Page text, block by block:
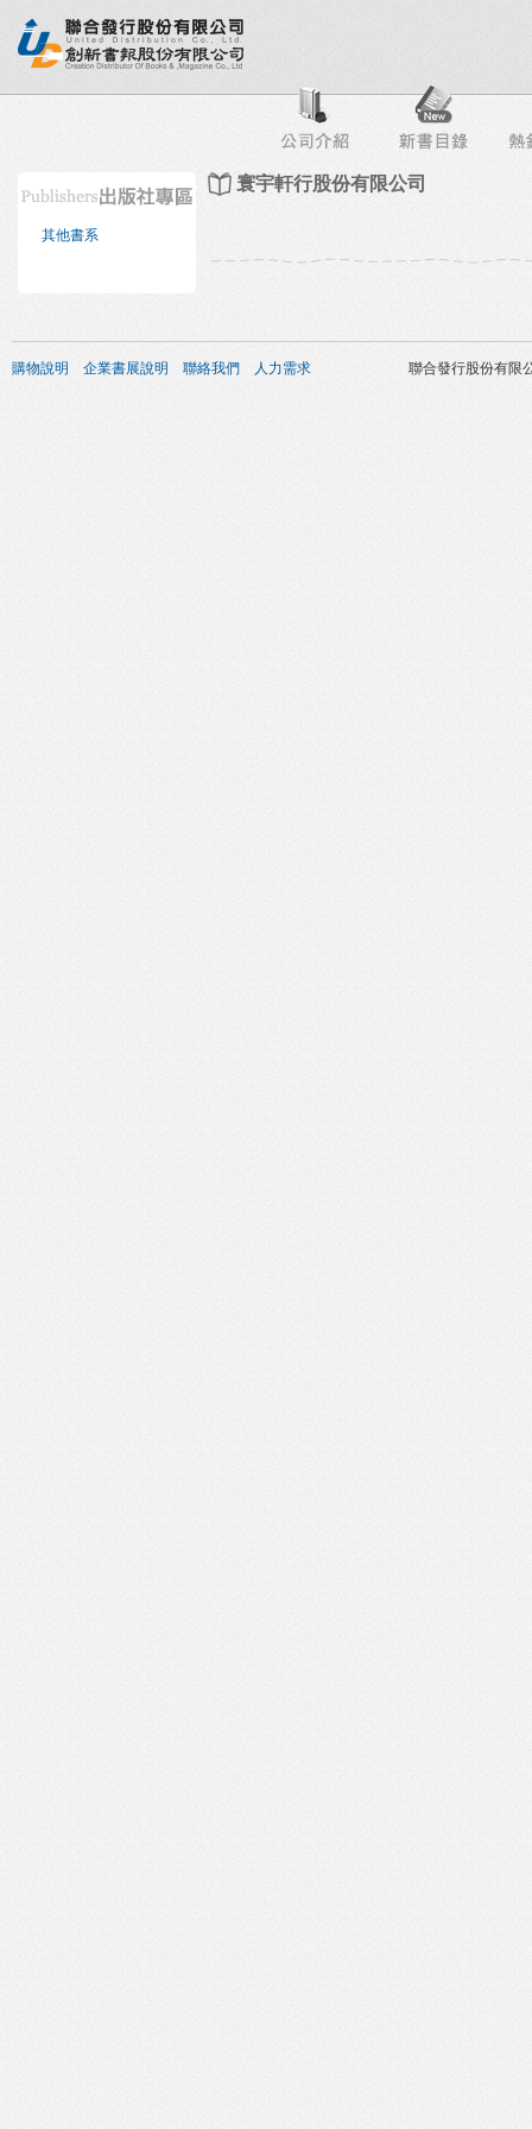
榜 出版社專區 書店專區 目錄下載 會員服務
其他書系
寰宇軒行股份有限公司
購物說明 企業書展說明 聯絡我們 人力需求 聯合發行股份有限